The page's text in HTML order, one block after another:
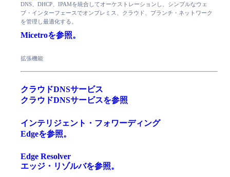
DNS、DHCP、IPAMを統合してオーケストレーションし、シンプルなウェ
ブ・インターフェースでオンプレミス、クラウド、ブランチ・ネットワーク
を管理し最適化する。
Micetroを参照。
拡張機能
クラウドDNSサービス
クラウドDNSサービスを参照
インテリジェント・フォワーディング
Edgeを参照。
Edge Resolver
エッジ・リゾルバを参照。